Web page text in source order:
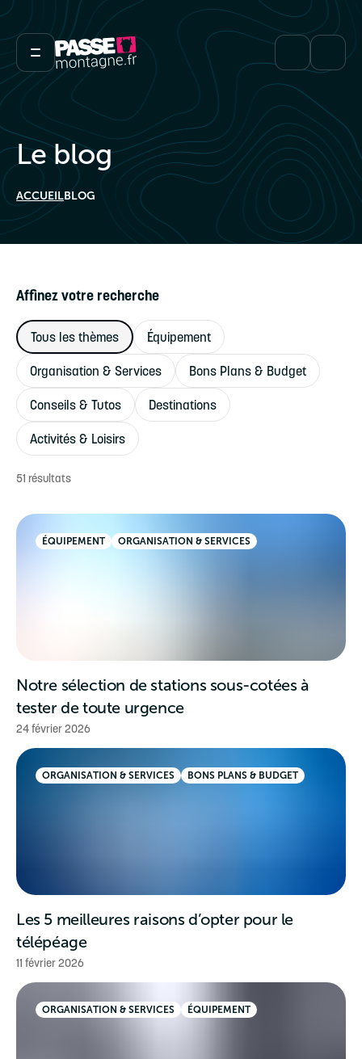
Le blog
ACCUEILBLOG
Affinez votre recherche
Tous les thèmes Équipement
Organisation & Services Bons Plans & Budget
Conseils & Tutos Destinations
Activités & Loisirs
51 résultats
ÉQUIPEMENT ORGANISATION & SERVICES
Notre sélection de stations sous-cotées à
tester de toute urgence
24 février 2026
ORGANISATION & SERVICES BONS PLANS & BUDGET
Les 5 meilleures raisons d’opter pour le
télépéage
11 février 2026
ORGANISATION & SERVICES ÉQUIPEMENT